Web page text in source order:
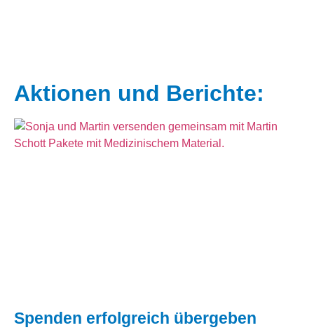
Aktionen und Berichte:
Spenden erfolgreich übergeben